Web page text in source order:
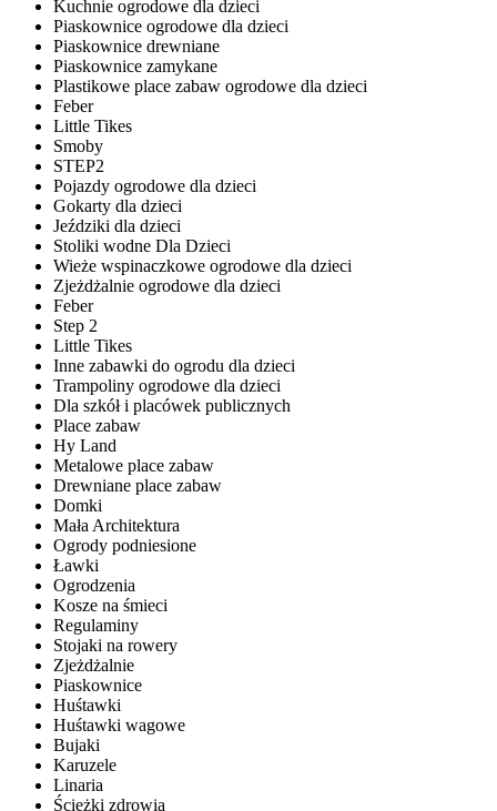
Kuchnie ogrodowe dla dzieci
Piaskownice ogrodowe dla dzieci
Piaskownice drewniane
Piaskownice zamykane
Plastikowe place zabaw ogrodowe dla dzieci
Feber
Little Tikes
Smoby
STEP2
Pojazdy ogrodowe dla dzieci
Gokarty dla dzieci
Jeździki dla dzieci
Stoliki wodne Dla Dzieci
Wieże wspinaczkowe ogrodowe dla dzieci
Zjeżdżalnie ogrodowe dla dzieci
Feber
Step 2
Little Tikes
Inne zabawki do ogrodu dla dzieci
Trampoliny ogrodowe dla dzieci
Dla szkół i placówek publicznych
Place zabaw
Hy Land
Metalowe place zabaw
Drewniane place zabaw
Domki
Mała Architektura
Ogrody podniesione
Ławki
Ogrodzenia
Kosze na śmieci
Regulaminy
Stojaki na rowery
Zjeżdżalnie
Piaskownice
Huśtawki
Huśtawki wagowe
Bujaki
Karuzele
Linaria
Ścieżki zdrowia